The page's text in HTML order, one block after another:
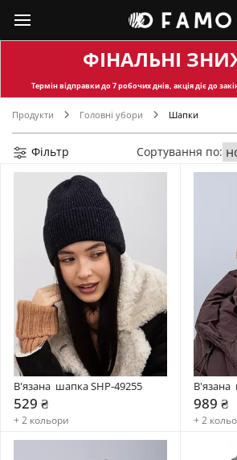
ФІНАЛЬНІ
Термін відправкидо 7 робочих днів, акція діє до
Продукти Головні убори Шапки
Фільтр Сортування по:
В'язана  шапка SHP-49255
529 ₴
+ 2 кольори
В'язана
989 ₴
+ 2